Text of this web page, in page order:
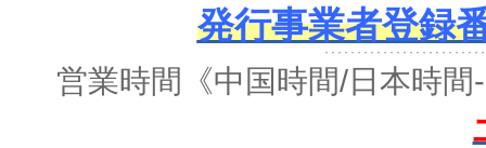
発行事業者登録
営業時間 《中国時間/日本時